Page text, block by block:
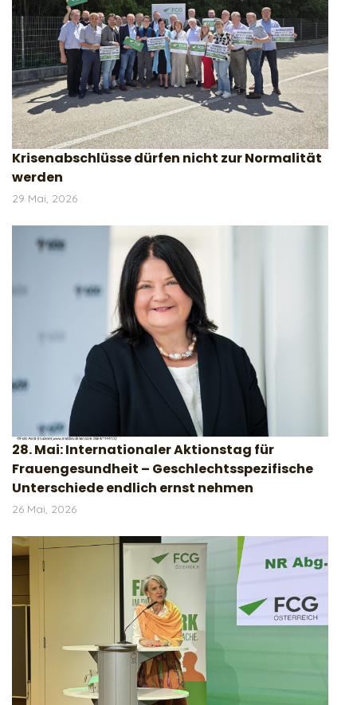
Krisenabschlüsse dürfen nicht zur Normalität
werden
29 Mai, 2026
28. Mai: Internationaler Aktionstag für
Frauengesundheit – Geschlechtsspezifische
Unterschiede endlich ernst nehmen
26 Mai, 2026